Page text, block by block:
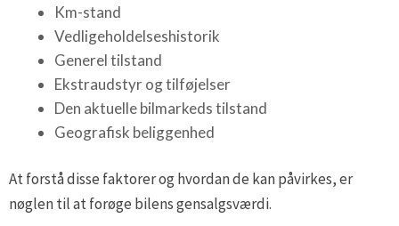
Km-stand
Vedligeholdelseshistorik
Generel tilstand
Ekstraudstyr og tilføjelser
Den aktuelle bilmarkeds tilstand
Geografisk beliggenhed
At forstå disse faktorer og hvordan de kan påvirkes, er
nøglen til at forøge bilens gensalgsværdi.